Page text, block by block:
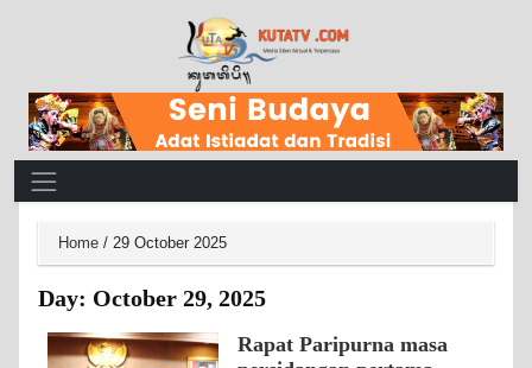
Main Navigation
Home / 29 October 2025
Day: October 29, 2025
Rapat Paripurna masa